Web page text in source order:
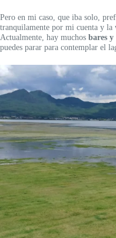
Pero en mi caso, que iba solo,
tranquilamente por mi cuenta y la
Actualmente, hay muchos bares y
puedes parar para contemplar el